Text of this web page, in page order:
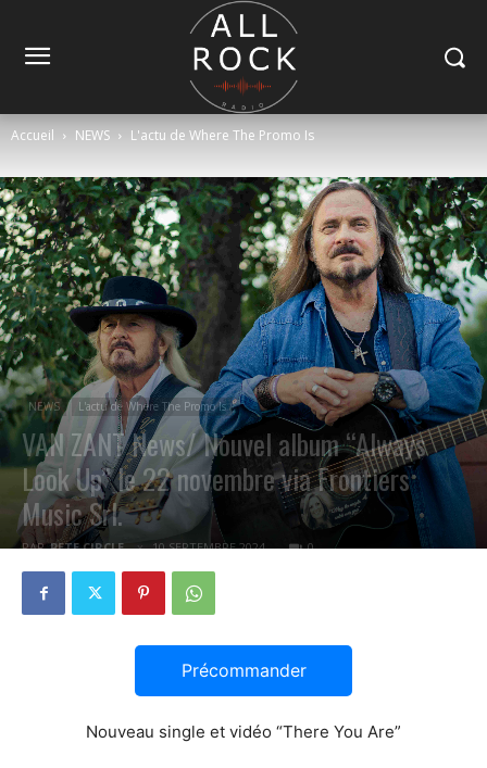
Accueil NEWS L'actu de Where The Promo Is
NEWS L'actu de Where The Promo Is
VAN ZANT News/ Nouvel album “Always
Look Up” le 22 novembre via Frontiers
Music Srl.
PAR PETE CIRCLE 10 SEPTEMBRE 2024 0
Précommander
Nouveau single et vidéo “There You Are”